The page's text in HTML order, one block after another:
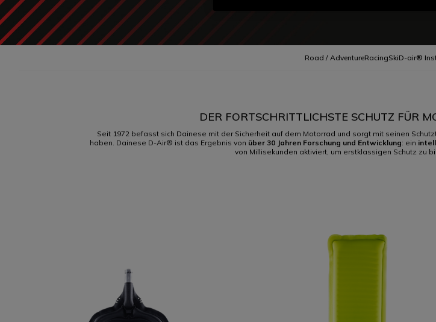
Road / AdventureRacingSkiD-air®
DER FORTSCHRITTLICHSTE SCHUTZ FÜR
Seit 1972 befasst sich Dainese mit der Sicherheit auf dem Motorrad und sorgt mit seinen
haben. Dainese D-Air® ist das Ergebnis von über 30 Jahren Forschung und Entwicklung: ein
von Millisekunden aktiviert, um erstklassigen Schutz zu